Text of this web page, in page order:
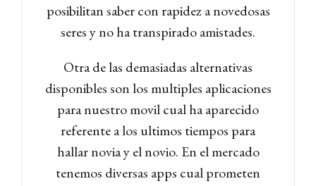
posibilitan saber con rapidez a novedosas
seres y no ha transpirado amistades.
Otra de las demasiadas alternativas
disponibles son los multiples aplicaciones
para nuestro movil cual ha aparecido
referente a los ultimos tiempos para
hallar novia y el novio. En el mercado
tenemos diversas apps cual prometen